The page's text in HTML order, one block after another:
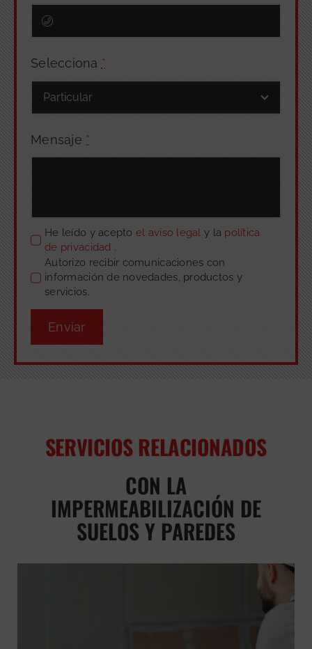
Selecciona *
Mensaje *
He leído y acepto el aviso legaly la política
de privacidad .
Autorizo recibir comunicaciones con
información de novedades, productos y
servicios.
Enviar
SERVICIOS RELACIONADOS
CON LA
IMPERMEABILIZACIÓN DE
SUELOS Y PAREDES